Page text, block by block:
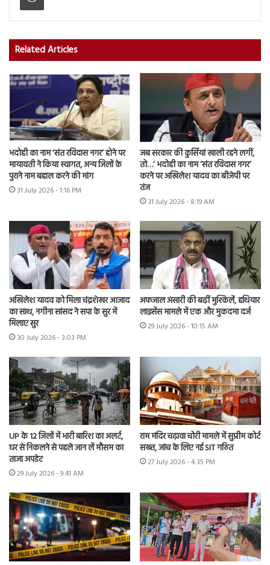
Related Articles
भदोही का नाम ‘संत रविदास नगर’ होने पर
मायावती ने किया स्वागत, अन्य जिलों के
पुराने नाम बहाल करने की मांग
31 July 2026 - 1:16 PM
जब सरकार की कुर्सियां खाली रहने लगीं,
तो…’ भदोही का नाम ‘संत रविदास नगर’
करने पर अखिलेश यादव का बीजेपी पर
तंज
31 July 2026 - 8:19 AM
अखिलेश यादव को मिला चंद्रशेखर आजाद
का साथ, नगीना सांसद ने सपा के सुर में
मिलाए सुर
30 July 2026 - 3:03 PM
अफजाल अंसारी की बढ़ीं मुश्किलें, हथियार
लाइसेंस मामले में एक और मुकदमा दर्ज
29 July 2026 - 10:15 AM
UP के 12 जिलों में भारी बारिश का अलर्ट,
घर से निकलने से पहले जान लें मौसम का
ताजा अपडेट
29 July 2026 - 9:41 AM
राम मंदिर चढ़ावा चोरी मामले में सुप्रीम कोर्ट
सख्त, जांच के लिए नई SIT गठित
27 July 2026 - 4:35 PM